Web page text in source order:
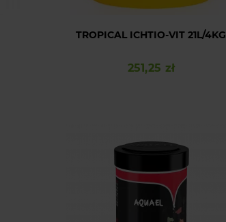
TROPICAL ICHTIO-VIT 21L/4KG
Cena
251,25 zł